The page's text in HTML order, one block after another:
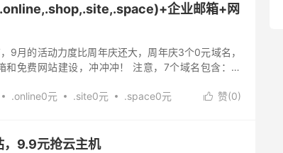
企业邮箱+网
9月的活动力度比周年庆还大，周年庆3个0元域名，
免费网站建设，冲冲冲！ 注意，7个域名包含：英
 赞(0)
.online0元 .site0元
.space0元
，9.9元抢云主机